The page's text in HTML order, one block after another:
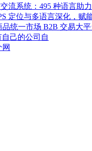
己的公司自